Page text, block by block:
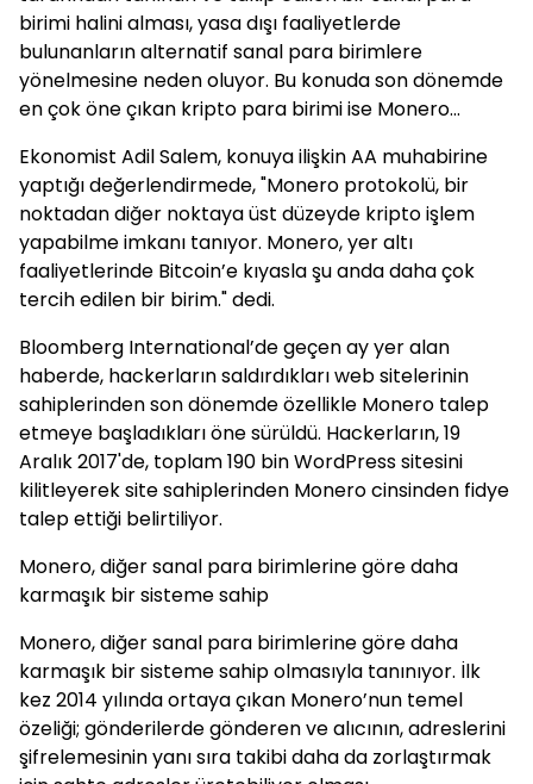
birimi halini alması, yasa dışı faaliyetlerde
bulunanların alternatif sanal para birimlere
yönelmesine neden oluyor. Bu konuda son dönemde
en çok öne çıkan kripto para birimi ise Monero...
Ekonomist Adil Salem, konuya ilişkin AA muhabirine
yaptığı değerlendirmede, "Monero protokolü, bir
noktadan diğer noktaya üst düzeyde kripto işlem
yapabilme imkanı tanıyor. Monero, yer altı
faaliyetlerinde Bitcoin’e kıyasla şu anda daha çok
tercih edilen bir birim." dedi.
Bloomberg International’de geçen ay yer alan
haberde, hackerların saldırdıkları web sitelerinin
sahiplerinden son dönemde özellikle Monero talep
etmeye başladıkları öne sürüldü. Hackerların, 19
Aralık 2017'de, toplam 190 bin WordPress sitesini
kilitleyerek site sahiplerinden Monero cinsinden fidye
talep ettiği belirtiliyor.
Monero, diğer sanal para birimlerine göre daha
karmaşık bir sisteme sahip
Monero, diğer sanal para birimlerine göre daha
karmaşık bir sisteme sahip olmasıyla tanınıyor. İlk
kez 2014 yılında ortaya çıkan Monero’nun temel
özeliği; gönderilerde gönderen ve alıcının, adreslerini
şifrelemesinin yanı sıra takibi daha da zorlaştırmak